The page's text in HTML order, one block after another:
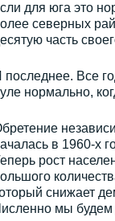
для юга это
северных
часть
последнее. Все
нормально,
в 1960-х
рост
снижает
мы будем